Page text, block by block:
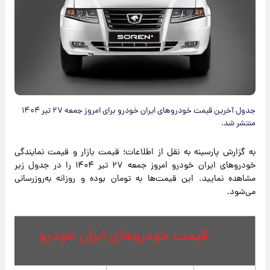
جدول آخرین قیمت خودروهای ایران خودرو برای امروز جمعه ۲۷ تیر ۱۴۰۴
منتشر شد.
به گزارش پارسینه به نقل از اطلاعات؛ قیمت بازار و قیمت نمایندگی
خودروهای ایران خودرو امروز جمعه ۲۷ تیر ۱۴۰۴ را در جدول زیر
مشاهده نمایید. این قیمت‌ها به تومان بوده و روزانه به‌روزرسانی
می‌شود.
قیمت خودروهای ایران خودرو